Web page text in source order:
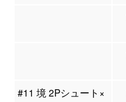
#11 境 2Pシュート×